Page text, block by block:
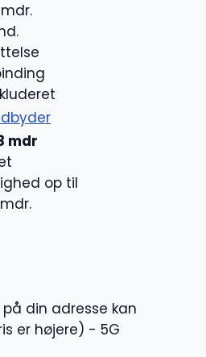
mdr
op til
din adresse kan
er højere) - 5G